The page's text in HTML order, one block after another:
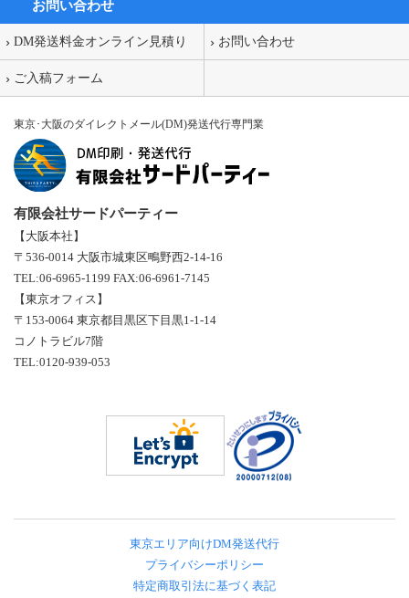
お問い合わせ
DM発送料金オンライン見積り お問い合わせ
ご入稿フォーム
東京･大阪のダイレクトメール(DM)発送代行専門業
有限会社サードパーティー
【大阪本社】
〒536-0014 大阪市城東区鴫野西2-14-16
TEL:06-6965-1199 FAX:06-6961-7145
【東京オフィス】
〒153-0064 東京都目黒区下目黒1-1-14
コノトラビル7階
TEL:0120-939-053
東京エリア向けDM発送代行
プライバシーポリシー
特定商取引法に基づく表記